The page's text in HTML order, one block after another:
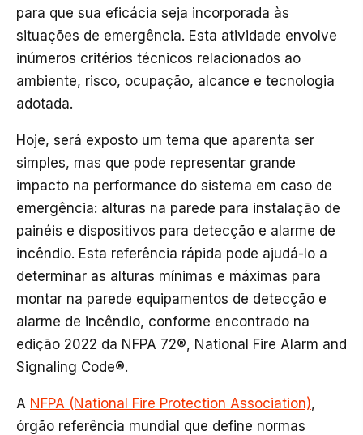
para que sua eficácia seja incorporada às
situações de emergência. Esta atividade envolve
inúmeros critérios técnicos relacionados ao
ambiente, risco, ocupação, alcance e tecnologia
adotada.
Hoje, será exposto um tema que aparenta ser
simples, mas que pode representar grande
impacto na performance do sistema em caso de
emergência: alturas na parede para instalação de
painéis e dispositivos para detecção e alarme de
incêndio. Esta referência rápida pode ajudá-lo a
determinar as alturas mínimas e máximas para
montar na parede equipamentos de detecção e
alarme de incêndio, conforme encontrado na
edição 2022 da NFPA 72®, National Fire Alarm and
Signaling Code®.
A NFPA (National Fire Protection Association),
órgão referência mundial que define normas